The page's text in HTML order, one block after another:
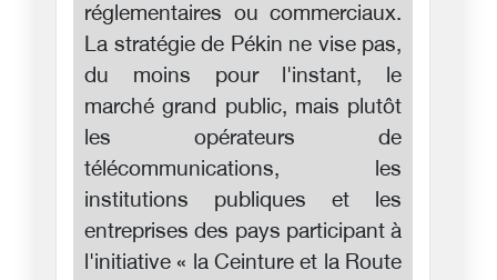
réglementaires ou commerciaux.
La stratégie de Pékin ne vise pas,
du moins pour l'instant, le
marché grand public, mais plutôt
les opérateurs de
télécommunications, les
institutions publiques et les
entreprises des pays participant à
l'initiative « la Ceinture et la Route